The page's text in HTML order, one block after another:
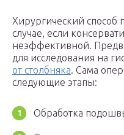
Хирургический способ
случае, если
неэффективной.
для исследования на
от столбняка. Сама
следующие этапы:
Обработка